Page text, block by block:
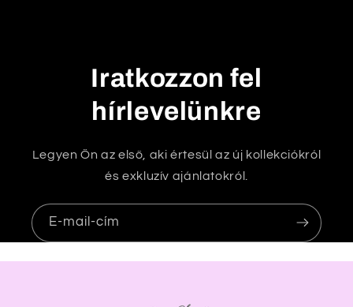
Iratkozzon fel
hírlevelünkre
Legyen Ön az első, aki értesül az új kollekciókról
és exkluzív ajánlatokról.
E-mail-cím